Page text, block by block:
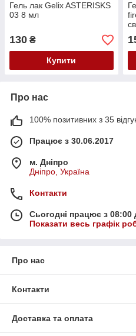
Гель лак Gelix ASTERISKS
03 8 мл
130 ₴
Купити
Про нас
100% позитивних з 35
Працює з 30.06.2017
м. Дніпро
Дніпро, Україна
Контакти
Сьогодні працює з 08:00
Показати весь графік
Про нас
Контакти
Доставка та оплата